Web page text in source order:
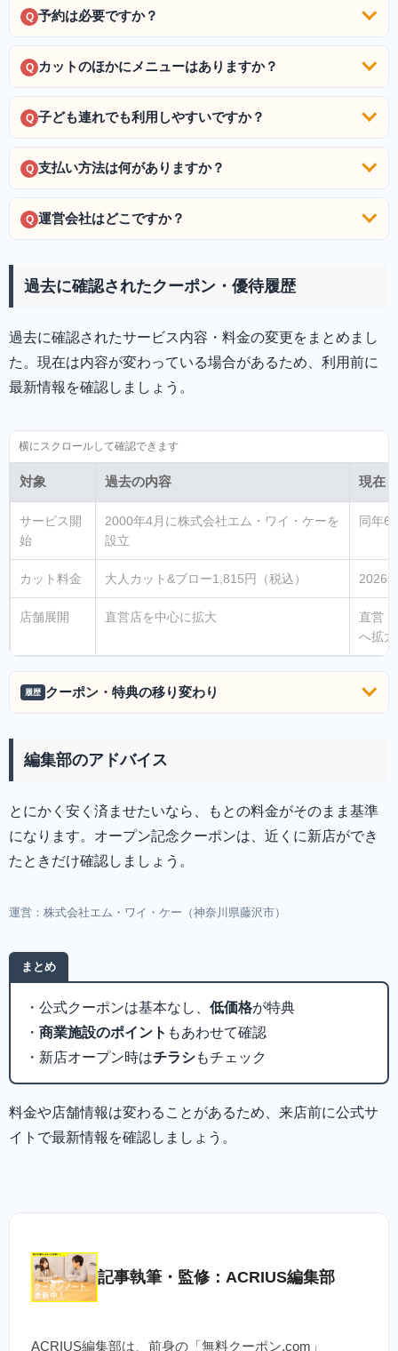
Q 予約は必要ですか？
Q カットのほかにメニューはありますか？
Q 子ども連れでも利用しやすいですか？
Q 支払い方法は何がありますか？
Q 運営会社はどこですか？
過去に確認されたクーポン・優待履歴
過去に確認されたサービス内容・料金の変更をまとめまし
た。現在は内容が変わっている場合があるため、利用前に
最新情報を確認しましょう。
対象 過去の内容 現在
サービス開
始
2000年4月に株式会社エム・ワイ・ケーを
設立
同年6
カット料金 大人カット&ブロー1,815円（税込） 2026
店舗展開 直営店を中心に拡大
直営
へ拡大
履歴 クーポン・特典の移り変わり
編集部のアドバイス
とにかく安く済ませたいなら、もとの料金がそのまま基準
になります。オープン記念クーポンは、近くに新店ができ
たときだけ確認しましょう。
運営：株式会社エム・ワイ・ケー（神奈川県藤沢市）
まとめ
・公式クーポンは基本なし、 低価格が特典
・ 商業施設のポイント もあわせて確認
・新店オープン時はチラシもチェック
料金や店舗情報は変わることがあるため、来店前に公式サ
イトで最新情報を確認しましょう。
記事執筆・監修：ACRIUS編集部
ACRIUS編集部は、前身の「無料クーポン.com」